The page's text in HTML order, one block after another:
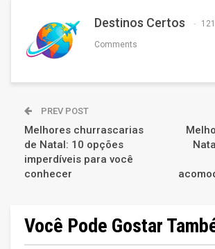
Destinos Certos
Comments
PREV POST
Melhores churrascarias
de Natal: 10 opções
imperdíveis para você
conhecer
Você Pode Gostar